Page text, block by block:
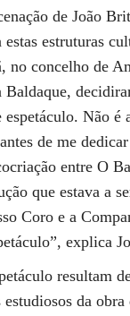
de João
estruturas
concelho de
espetáculo. Não
de me
entre O
que estava a
Coro e a
explica
resultam
da